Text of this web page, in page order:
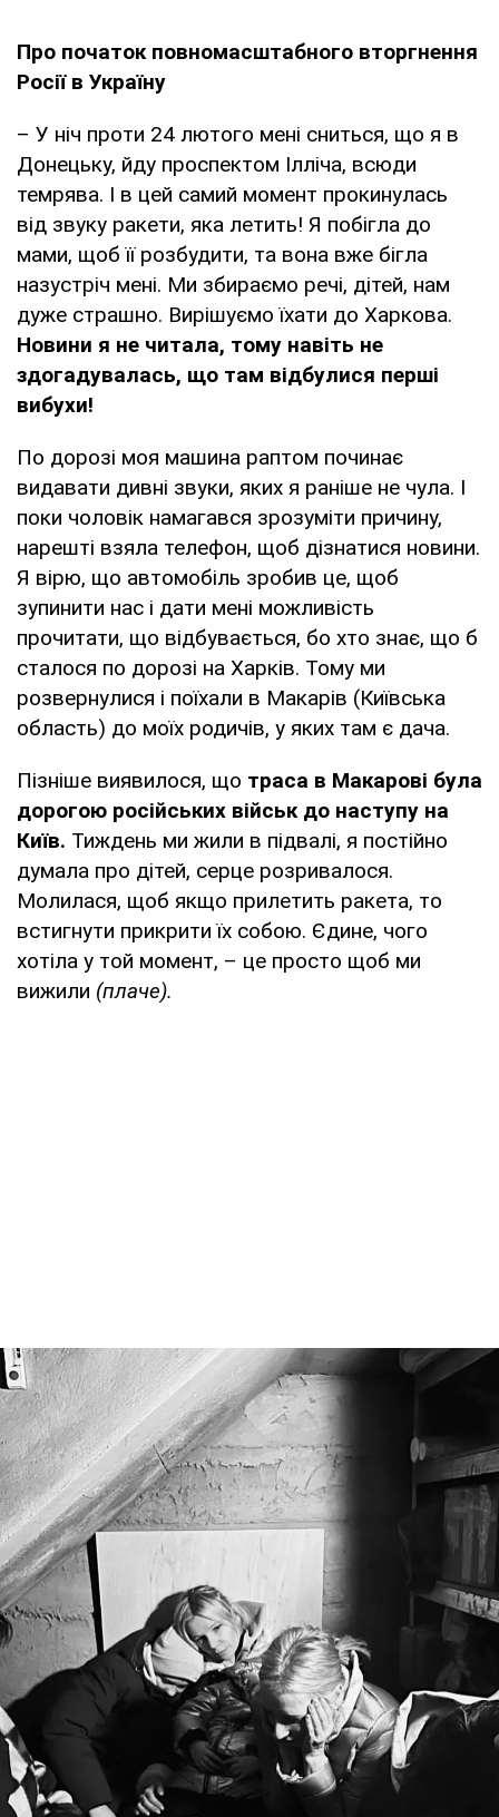
Про початок повномасштабного вторгнення
Росії в Україну
– У ніч проти 24 лютого мені сниться, що я в
Донецьку, йду проспектом Ілліча, всюди
темрява. І в цей самий момент прокинулась
від звуку ракети, яка летить! Я побігла до
мами, щоб її розбудити, та вона вже бігла
назустріч мені. Ми збираємо речі, дітей, нам
дуже страшно. Вирішуємо їхати до Харкова.
Новини я не читала, тому навіть не
здогадувалась, що там відбулися перші
вибухи!
По дорозі моя машина раптом починає
видавати дивні звуки, яких я раніше не чула. І
поки чоловік намагався зрозуміти причину,
нарешті взяла телефон, щоб дізнатися новини.
Я вірю, що автомобіль зробив це, щоб
зупинити нас і дати мені можливість
прочитати, що відбувається, бо хто знає, що б
сталося по дорозі на Харків. Тому ми
розвернулися і поїхали в Макарів (Київська
область) до моїх родичів, у яких там є дача.
Пізніше виявилося, що траса в Макарові була
дорогою російських військ до наступу на
Київ. Тиждень ми жили в підвалі, я постійно
думала про дітей, серце розривалося.
Молилася, щоб якщо прилетить ракета, то
встигнути прикрити їх собою. Єдине, чого
хотіла у той момент, – це просто щоб ми
вижили (плаче).